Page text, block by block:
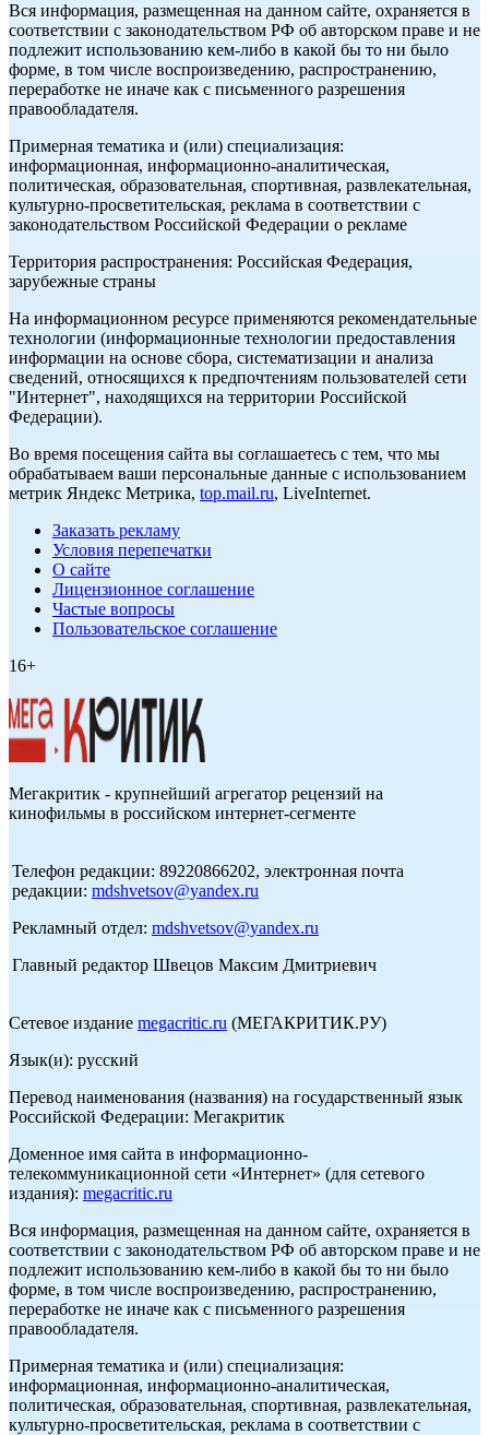
Вся информация, размещенная на данном сайте, охраняется в
соответствии с законодательством РФ об авторском праве и не
подлежит использованию кем-либо в какой бы то ни было
форме, в том числе воспроизведению, распространению,
переработке не иначе как с письменного разрешения
правообладателя.
Примерная тематика и (или) специализация:
информационная, информационно-аналитическая,
политическая, образовательная, спортивная, развлекательная,
культурно-просветительская, реклама в соответствии с
законодательством Российской Федерации о рекламе
Территория распространения: Российская Федерация,
зарубежные страны
На информационном ресурсе применяются рекомендательные
технологии (информационные технологии предоставления
информации на основе сбора, систематизации и анализа
сведений, относящихся к предпочтениям пользователей сети
"Интернет", находящихся на территории Российской
Федерации).
Во время посещения сайта вы соглашаетесь с тем, что мы
обрабатываем ваши персональные данные с использованием
метрик Яндекс Метрика, top.mail.ru, LiveInternet.
Заказать рекламу
Условия перепечатки
О сайте
Лицензионное соглашение
Частые вопросы
Пользовательское соглашение
16+
Мегакритик - крупнейший агрегатор рецензий на
кинофильмы в российском интернет-сегменте
Телефон редакции: 89220866202, электронная почта
редакции: mdshvetsov@yandex.ru
Рекламный отдел: mdshvetsov@yandex.ru
Главный редактор Швецов Максим Дмитриевич
Сетевое издание megacritic.ru (МЕГАКРИТИК.РУ)
Язык(и): русский
Перевод наименования (названия) на государственный язык
Российской Федерации: Мегакритик
Доменное имя сайта в информационно-
телекоммуникационной сети «Интернет» (для сетевого
издания): megacritic.ru
Вся информация, размещенная на данном сайте, охраняется в
соответствии с законодательством РФ об авторском праве и не
подлежит использованию кем-либо в какой бы то ни было
форме, в том числе воспроизведению, распространению,
переработке не иначе как с письменного разрешения
правообладателя.
Примерная тематика и (или) специализация:
информационная, информационно-аналитическая,
политическая, образовательная, спортивная, развлекательная,
культурно-просветительская, реклама в соответствии с